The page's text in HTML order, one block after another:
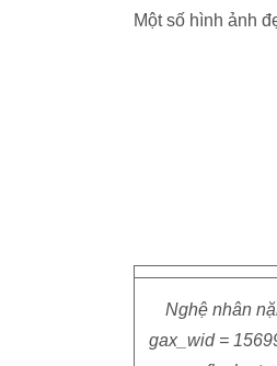
Một số hình ảnh
Nghệ nhân
gax_wid =